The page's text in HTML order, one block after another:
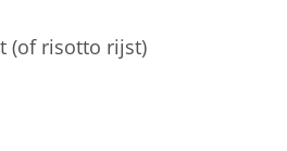
(of risotto rijst)